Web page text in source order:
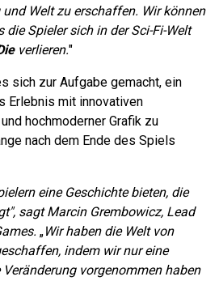
Welt zu erschaffen. Wir können
die Spieler sich in der Sci-Fi-Welt
verlieren."
sich zur Aufgabe gemacht, ein
Erlebnis mit innovativen
hochmoderner Grafik zu
nach dem Ende des Spiels
eine Geschichte bieten, die
sagt Marcin Grembowicz, Lead
„Wir haben die Welt von
indem wir nur eine
vorgenommen haben